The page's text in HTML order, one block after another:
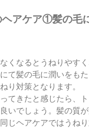
アケア①髪の毛
くなるとうねりやすく
て髪の毛に潤いをも
り対策となります。
てきたと感じたら、
いでしょう。髪の質
じヘアケアではうね